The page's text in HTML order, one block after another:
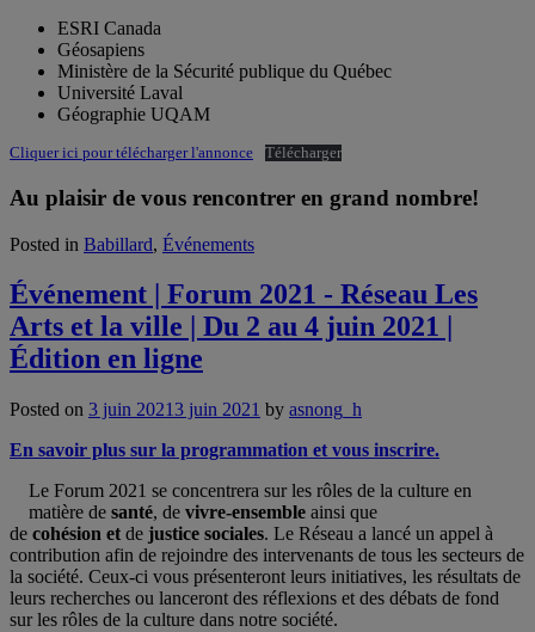
ESRI Canada
Géosapiens
Ministère de la Sécurité publique du Québec
Université Laval
Géographie UQAM
Cliquer ici pour télécharger l'annonce Télécharger
Au plaisir de vous rencontrer en grand nombre!
Posted in Babillard, Événements
Événement | Forum 2021 - Réseau Les
Arts et la ville | Du 2 au 4 juin 2021 |
Édition en ligne
Posted on 3 juin 20213 juin 2021 by asnong_h
En savoir plus sur la programmation et vous inscrire.
Le Forum 2021 se concentrera sur les rôles de la culture en
matière de santé, de vivre-ensemble ainsi que
de cohésion et de justice sociales. Le Réseau a lancé un appel à
contribution afin de rejoindre des intervenants de tous les secteurs de
la société. Ceux-ci vous présenteront leurs initiatives, les résultats de
leurs recherches ou lanceront des réflexions et des débats de fond
sur les rôles de la culture dans notre société.